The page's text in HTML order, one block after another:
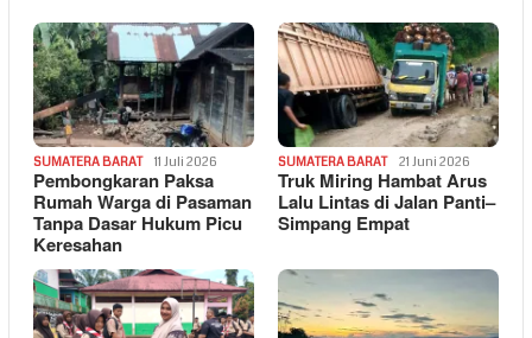
SUMATERA BARAT 11 Juli 2026
Pembongkaran Paksa
Rumah Warga di Pasaman
Tanpa Dasar Hukum Picu
Keresahan
SUMATERA BARAT 21 Juni 2026
Truk Miring Hambat Arus
Lalu Lintas di Jalan Panti–
Simpang Empat